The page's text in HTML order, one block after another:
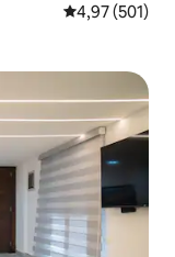
Prosječna
4,97 (501)